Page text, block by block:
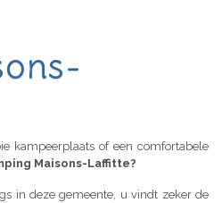
kampeerplaats of een comfortabele
Maisons-Laffitte?
in deze gemeente, u vindt zeker de